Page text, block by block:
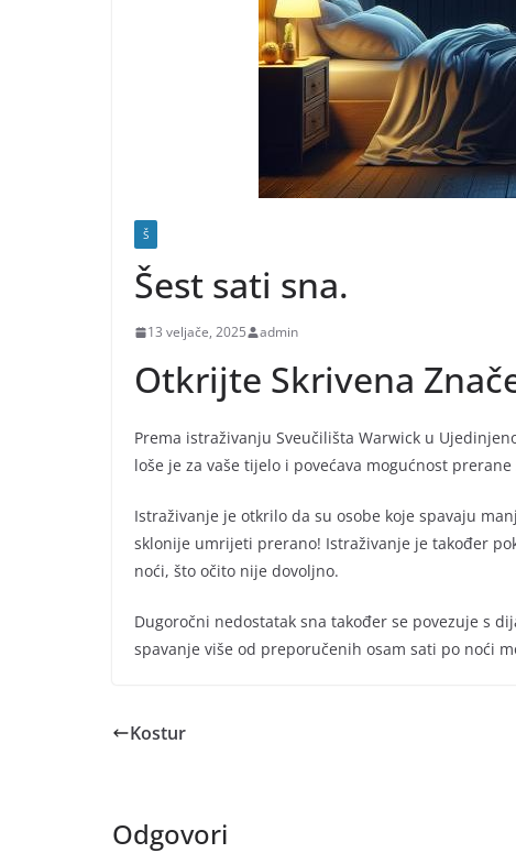
Š
Šest sati sna.
13 veljače, 2025 admin
Otkrijte Skrivena
Prema istraživanju Sveučilišta Warwick u
loše je za vaše tijelo i povećava mogućnost
Istraživanje je otkrilo da su osobe koje spavaju
sklonije umrijeti prerano! Istraživanje je također
noći, što očito nije dovoljno.
Dugoročni nedostatak sna također se povezuje s
spavanje više od preporučenih osam sati po noći
Kostur
Odgovori